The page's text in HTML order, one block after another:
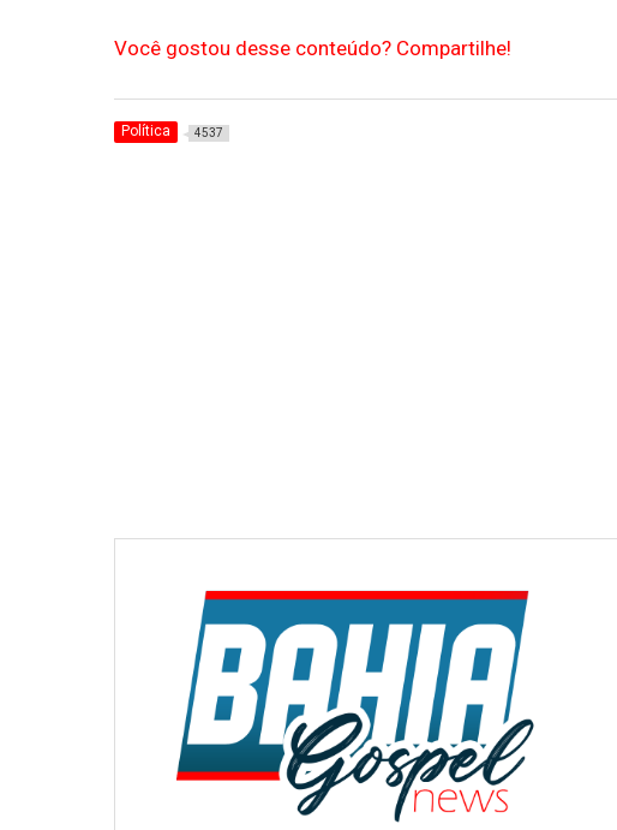
Você gostou desse conteúdo? Compartilhe!
Política 4537